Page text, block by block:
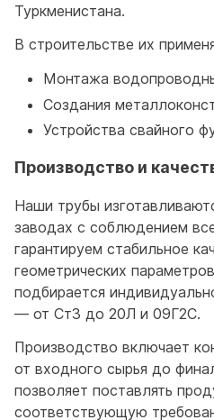
Туркменистана.
В строительстве их
Монтажа
Создания
Устройства свайного
Производство и
Наши трубы
заводах с соблюдением
гарантируем стабильное
геометрических
подбирается
— от Ст3 до 20Л и 09Г2С.
Производство включает
от входного сырья до
позволяет поставлять
соответствующую